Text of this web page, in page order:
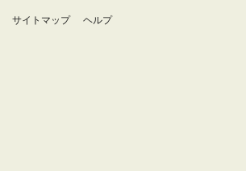
サイトマップ ヘルプ